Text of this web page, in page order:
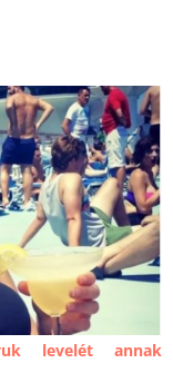
levelét annak